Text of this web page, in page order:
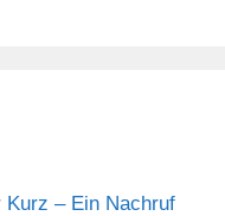
Kurz – Ein Nachruf